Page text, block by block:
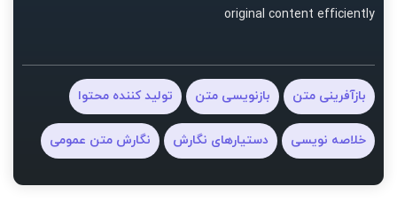
original content efficiently
بازآفرینی متن بازنویسی متن تولید کننده محتوا
خلاصه نویسی دستیارهای نگارش نگارش متن عمومی